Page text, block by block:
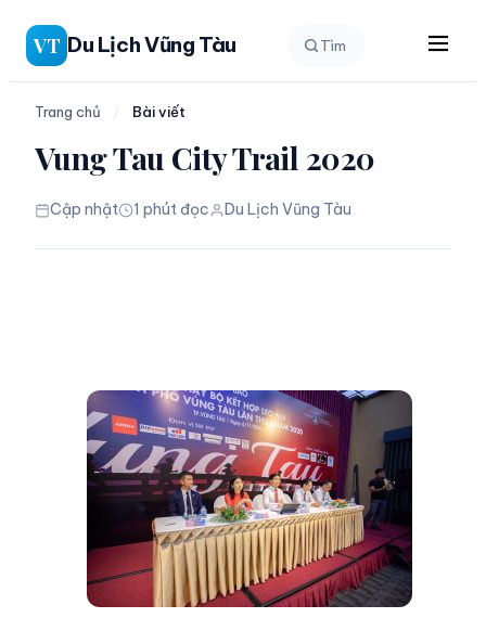
Chuyển
đến
phần
dung
VT Du Lịch Vũng Tàu Tìm
Trang chủ / Bài viết
Vung Tau City Trail 2020
Cập nhật 1 phút đọc Du Lịch Vũng Tàu